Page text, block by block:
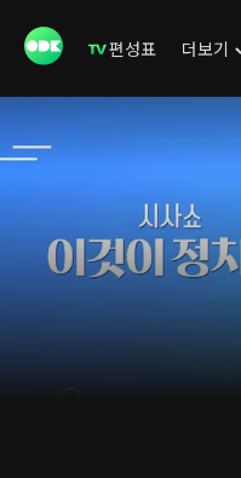
편성표 더보기